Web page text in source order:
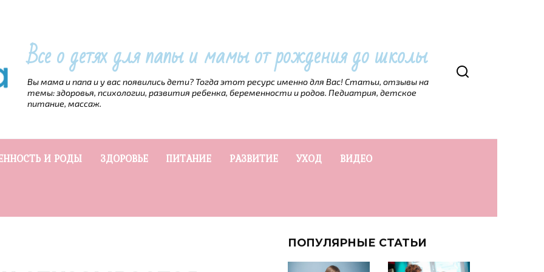
Все о детях для папы и мамы от рождения до школы
Вы мама и папа и у вас появились дети? Тогда этот ресурс именно для Вас! Статьи, отзывы на
темы: здоровья, психологии, развития ребенка, беременности и родов. Педиатрия, детское
питание, массаж.
И РОДЫ ЗДОРОВЬЕ ПИТАНИЕ РАЗВИТИЕ УХОД ВИДЕО
ПОПУЛЯРНЫЕ СТАТЬИ